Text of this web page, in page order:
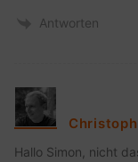
Antworten
Christoph
Hallo Simon, nicht